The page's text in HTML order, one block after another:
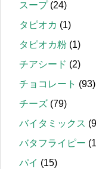
スープ(24)
タピオカ (1)
タピオカ粉 (1)
チアシード (2)
チョコレート (93)
チーズ (79)
バイタミックス
バタフライピー
パイ (15)